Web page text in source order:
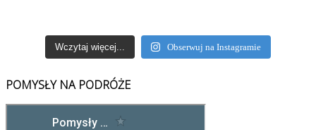
Wczytaj więcej... Obserwuj na Instagramie
POMYSŁY NA PODRÓŻE